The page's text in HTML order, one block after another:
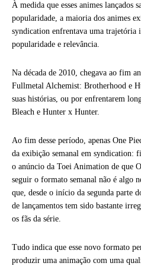
À medida que esses animes lançados
popularidade, a maioria dos animes
syndication enfrentava uma trajetória
popularidade e relevância.
Na década de 2010, chegava ao fim
Fullmetal Alchemist: Brotherhood e
suas histórias, ou por enfrentarem
Bleach e Hunter x Hunter.
Ao fim desse período, apenas One
da exibição semanal em syndication:
o anúncio da Toei Animation de que
seguir o formato semanal não é algo
que, desde o início da segunda parte
de lançamentos tem sido bastante
os fãs da série.
Tudo indica que esse novo formato
produzir uma animação com uma